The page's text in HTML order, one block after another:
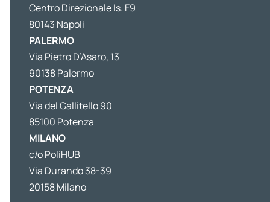
Centro Direzionale Is. F9
80143 Napoli
PALERMO
Via Pietro D’Asaro, 13
90138 Palermo
POTENZA
Via del Gallitello 90
85100 Potenza
MILANO
c/o PoliHUB
Via Durando 38-39
20158 Milano